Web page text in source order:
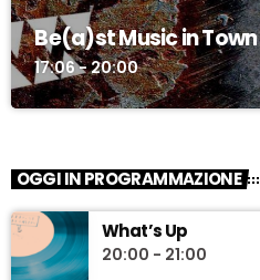
Be(a)st Music in Town
17:06 - 20:00
OGGI IN PROGRAMMAZIONE
What’s Up
20:00 - 21:00